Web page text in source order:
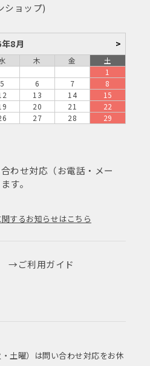
ショップ)
8月 >
木 金
土
1
5 6 7
8
13 14
15
20 21
22
27 28
29
わせ対応（お電話・メー
す。
するお知らせはこちら
ご利用ガイド
土曜）は問い合わせ対応をお休